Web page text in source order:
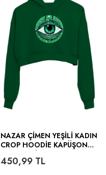
NAZAR ÇIMEN YEŞILI KADIN
CROP HOODIE KAPÜŞONLU
450,99 TL